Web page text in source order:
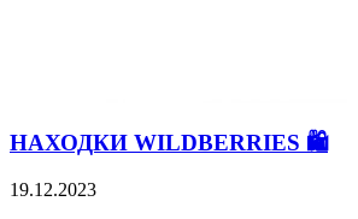
НАХОДКИ WILDBERRIES 🛍
19.12.2023